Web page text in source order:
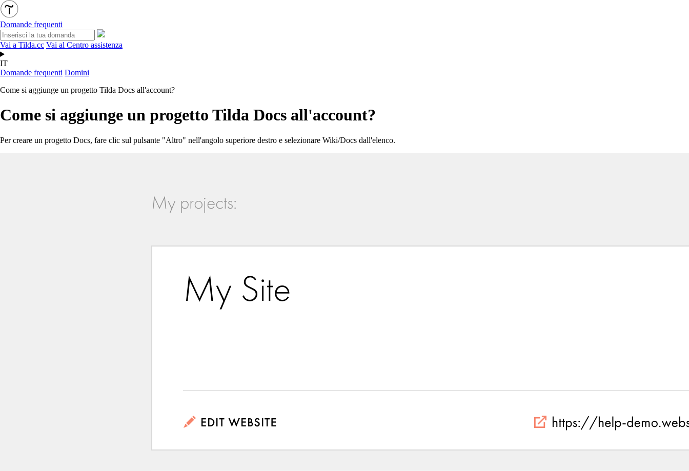
Domande frequenti
Vai a Tilda.cc Vai al Centro assistenza
IT
Domande frequenti Domini
Come si aggiunge un progetto Tilda Docs all'account?
Come si aggiunge un progetto Tilda Docs all'account?
Per creare un progetto Docs, fare clic sul pulsante "Altro" nell'angolo superiore destro e selezionare Wiki/Docs dall'elenco.